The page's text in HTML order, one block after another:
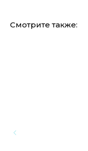
Смотрите также: